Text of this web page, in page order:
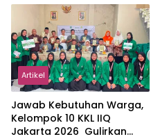
Artikel
Jawab Kebutuhan Warga,
Kelompok 10 KKL IIQ
Jakarta 2026 Gulirkan